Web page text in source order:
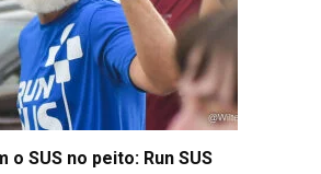
o SUS no peito: Run SUS